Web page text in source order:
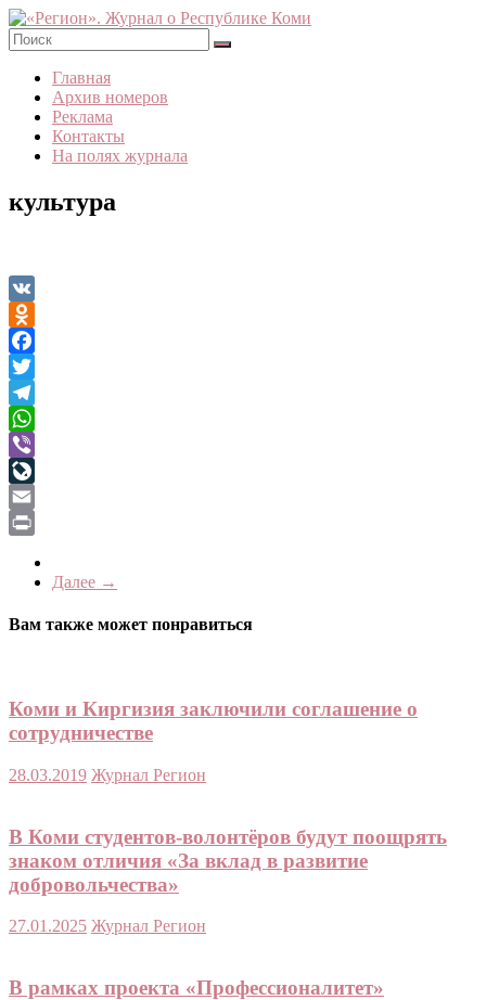
Skip
to
content
«Регион».
Журнал
Республике
Коми
Главная
Архив номеров
Реклама
Контакты
На полях журнала
культура
VK
Odnoklassniki
Facebook
Twitter
Telegram
WhatsApp
Viber
LiveJournal
Email
Далее →
Вам также может понравиться
Коми и Киргизия заключили соглашение о
сотрудничестве
28.03.2019 Журнал Регион
В Коми студентов-волонтёров будут поощрять
знаком отличия «За вклад в развитие
добровольчества»
27.01.2025 Журнал Регион
В рамках проекта «Профессионалитет»